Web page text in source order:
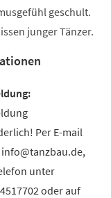
geschult.
junger Tänzer.
Per E-mail
unter
oder auf